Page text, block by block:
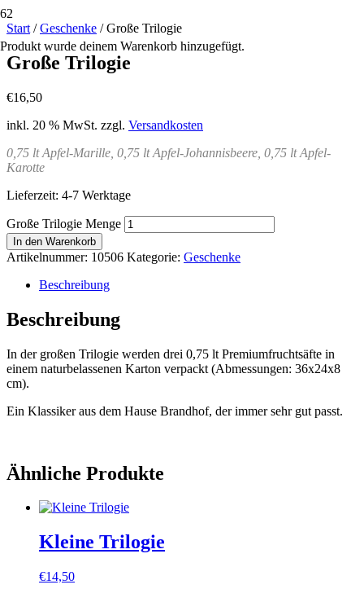
Produkt wurde deinem Warenkorb hinzugefügt.
Start /Geschenke / Große Trilogie
Große Trilogie
€16,50
inkl. 20 % MwSt. zzgl. Versandkosten
0,75 lt Apfel-Marille, 0,75 lt Apfel-Johannisbeere, 0,75 lt Apfel-
Karotte
Lieferzeit: 4-7 Werktage
Große Trilogie Menge
In den Warenkorb
Artikelnummer: 10506 Kategorie: Geschenke
Beschreibung
Beschreibung
In der großen Trilogie werden drei 0,75 lt Premiumfruchtsäfte in
einem naturbelassenen Karton verpackt (Abmessungen: 36x24x8
cm).
Ein Klassiker aus dem Hause Brandhof, der immer sehr gut passt.
Ähnliche Produkte
Kleine Trilogie
€14,50